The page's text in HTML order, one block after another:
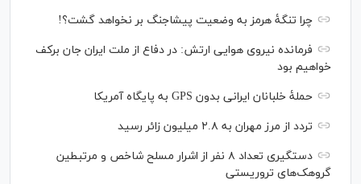
چرا تنگۀ هرمز به وضعیت پیشاجنگ بر نخواهد گشت؟!
فرمانده نیروی هوایی ارتش: در دفاع از ملت ایران جان برکف
خواهیم بود
حملۀ خلبانان ایرانی بدون GPS به پایگاه آمریکا
تردد از مرز مهران به ۲.۸ میلیون زائر رسید
دستگیری تعداد ۸ نفر از اشرار مسلح شاخص و مرتبطین
گروهک‌های تروریستی